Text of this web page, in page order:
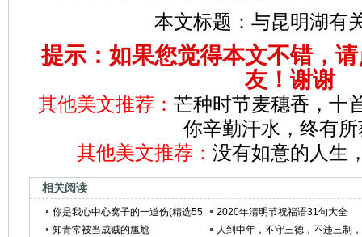
本文标题： 与昆明湖有
提示：如果您觉得本文不错，
友！谢谢
其他美文推荐： 芒种时节麦穗香，十
你辛勤汗水，终有
其他美文推荐： 没有如意的人生
相关阅读
你是我心中心窝子的一道伤(精选55
句)
2020年清明节祝福语31句大全
知青常被当成贼的尴尬
人到中年，不守三德，不违三制，